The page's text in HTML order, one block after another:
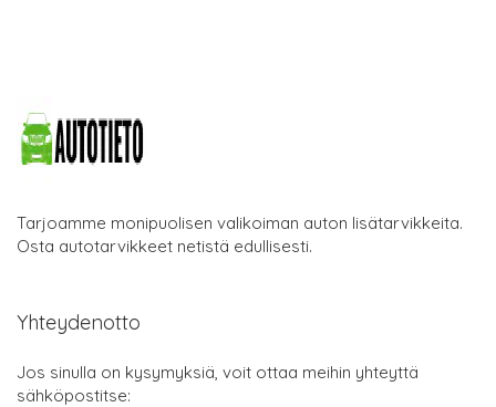
Tarjoamme monipuolisen valikoiman auton lisätarvikkeita.
Osta autotarvikkeet netistä edullisesti.
Yhteydenotto
Jos sinulla on kysymyksiä, voit ottaa meihin yhteyttä
sähköpostitse: